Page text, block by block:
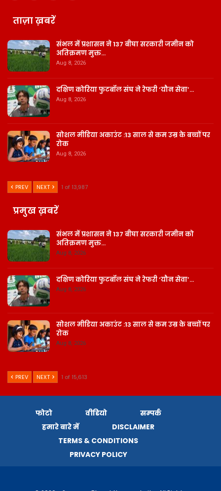
ताज़ा ख़बरें
संभल में प्रशासन ने 137 बीघा सरकारी जमीन को
अतिक्रमण मुक्त…
Aug 8, 2026
दक्षिण कोरिया फुटबॉल संघ ने रेफरी ‘यौन सेवा’…
Aug 8, 2026
सोशल मीडिया अकाउंट :13 साल से कम उम्र के बच्चों पर
रोक
Aug 8, 2026
PREV NEXT 1 of 13,987
प्रमुख ख़बरें
संभल में प्रशासन ने 137 बीघा सरकारी जमीन को
अतिक्रमण मुक्त…
Aug 8, 2026
दक्षिण कोरिया फुटबॉल संघ ने रेफरी ‘यौन सेवा’…
Aug 8, 2026
सोशल मीडिया अकाउंट :13 साल से कम उम्र के बच्चों पर
रोक
Aug 8, 2026
PREV NEXT 1 of 15,613
फोटो वीडियो
सम्पर्क
हमारे बारे में
DISCLAIMER
TERMS & CONDITIONS
PRIVACY POLICY